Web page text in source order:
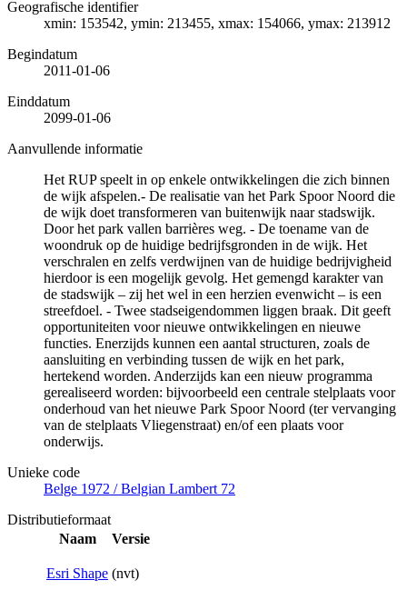
Geografische identifier
xmin: 153542, ymin: 213455, xmax: 154066, ymax: 213912
Begindatum
2011-01-06
Einddatum
2099-01-06
Aanvullende informatie
Het RUP speelt in op enkele ontwikkelingen die zich binnen
de wijk afspelen.- De realisatie van het Park Spoor Noord die
de wijk doet transformeren van buitenwijk naar stadswijk.
Door het park vallen barrières weg. - De toename van de
woondruk op de huidige bedrijfsgronden in de wijk. Het
verschralen en zelfs verdwijnen van de huidige bedrijvigheid
hierdoor is een mogelijk gevolg. Het gemengd karakter van
de stadswijk – zij het wel in een herzien evenwicht – is een
streefdoel. - Twee stadseigendommen liggen braak. Dit geeft
opportuniteiten voor nieuwe ontwikkelingen en nieuwe
functies. Enerzijds kunnen een aantal structuren, zoals de
aansluiting en verbinding tussen de wijk en het park,
hertekend worden. Anderzijds kan een nieuw programma
gerealiseerd worden: bijvoorbeeld een centrale stelplaats voor
onderhoud van het nieuwe Park Spoor Noord (ter vervanging
van de stelplaats Vliegenstraat) en/of een plaats voor
onderwijs.
Unieke code
Belge 1972 / Belgian Lambert 72
Distributieformaat
Naam
Versie
Esri Shape (nvt)